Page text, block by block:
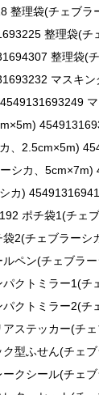
整理袋(チェブラ
整理袋(チ
整理袋(チ
マスキン
、2.5cm×5m)
シカ、5cm×7m)
カ)
ポチ袋1(チェ
2(チェブラーシ
ペン(チェブラ
クトミラー1(チ
クトミラー2(チ
ステッカー(チ
型ふせん(チェ
クシール(チェ